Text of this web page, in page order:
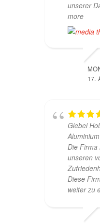
unserer
more
17.
Giebel
Die Firma
unseren
Diese
weiter zu